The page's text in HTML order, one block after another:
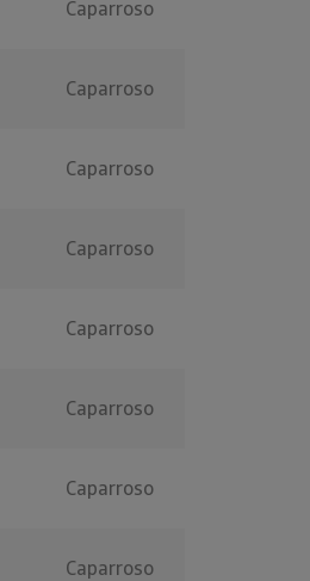
Caparroso
Caparroso
Caparroso
Caparroso
Caparroso
Caparroso
Caparroso
Caparroso